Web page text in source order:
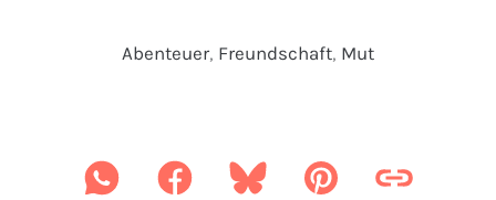
Abenteuer, Freundschaft, Mut